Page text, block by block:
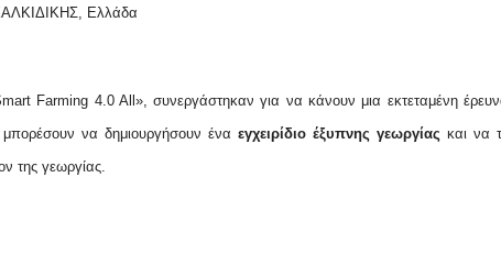
Ελλάδα
Farming 4.0 All», συνεργάστηκαν για να κάνουν μια εκτεταμένη
να δημιουργήσουν έναεγχειρίδιο έξυπνης γεωργίας και να
της γεωργίας.